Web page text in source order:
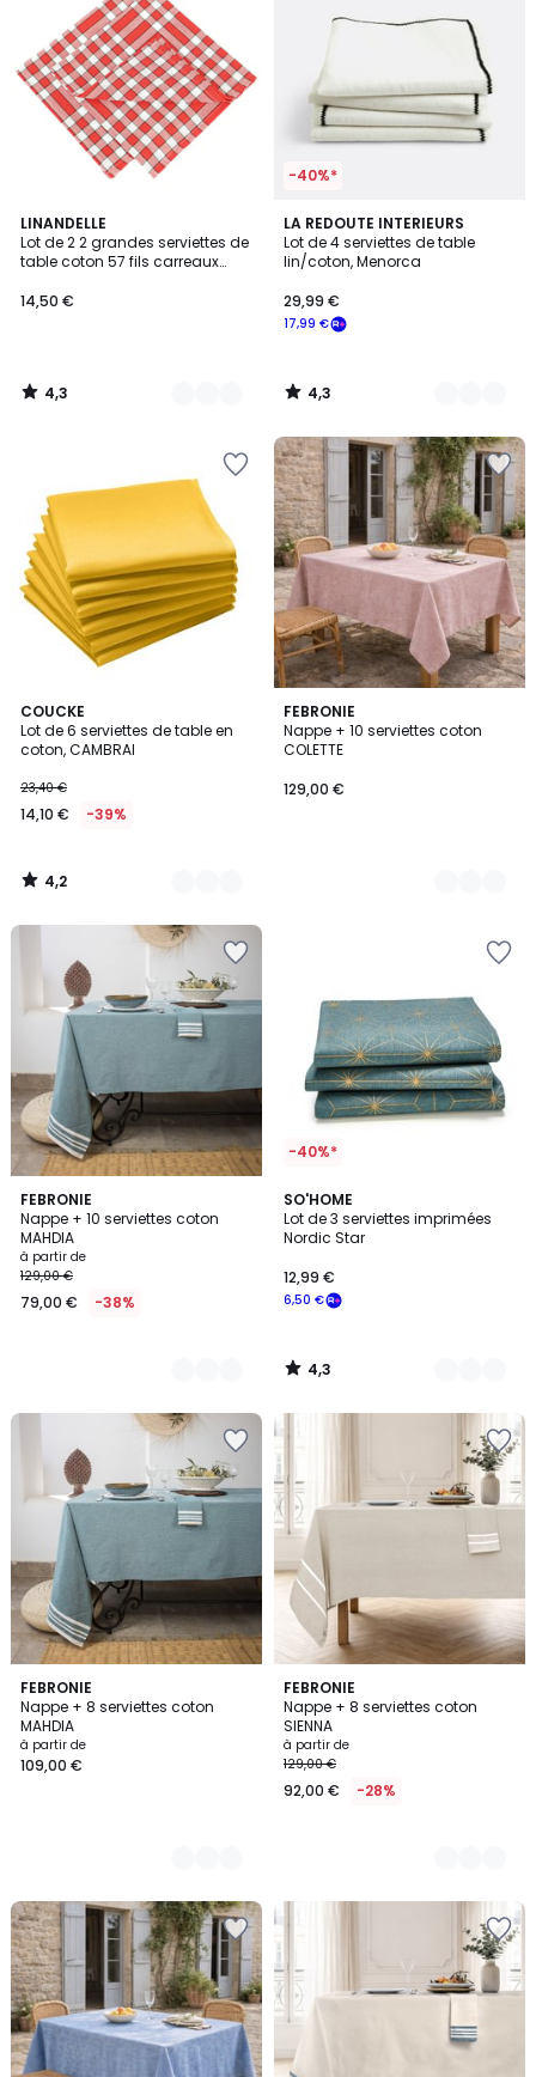
place
10,00
€.
LINANDELLE
Lot de 2 2 grandes serviettes de
table coton 57 fils carreaux
14,50 €
4,3
/ 5
5
Couleurs
4,3
/
-40%*
LA REDOUTE INTERIEURS
Lot de 4 serviettes de table
lin/coton, Menorca
17,99 €
29,99 €
4,3
/ 5
4
Couleurs
4,3
/
COUCKE
Lot de 6 serviettes de table en
coton, CAMBRAI
23,40 €
14,10 € -39%
4,2
/ 5
6
Couleurs
4,2
/
FEBRONIE
Nappe + 10 serviettes coton
COLETTE
129,00 €
4
Couleurs
FEBRONIE
Nappe + 10 serviettes coton
MAHDIA
à partir de
129,00 €
79,00 € -38%
8
Couleurs
-40%*
SO'HOME
Lot de 3 serviettes imprimées
Nordic Star
6,50 €
12,99 €
4,3
/ 5
2
Couleurs
4,3
/
FEBRONIE
Nappe + 8 serviettes coton
MAHDIA
à partir de
109,00 €
10
Couleurs
FEBRONIE
Nappe + 8 serviettes coton
SIENNA
à partir de
129,00 €
92,00 € -28%
3
Couleurs